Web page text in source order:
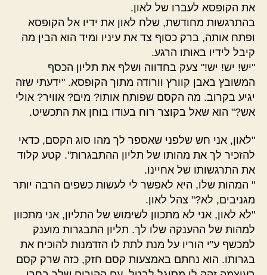
את הקופסא לעברו של לאון.
בהתרגשות מחודשת, שלח לאון את ידיו אל הקופסא
ופתח אותה, ברק כסוף צד את עיניו ומיד הוא הבין מה
קיבל לידיו באותו הרגע.
"יש! יש! יש!" צעק בחדווה ושלף את תליון הכסף
המשובץ באבן קוורץ וורודה מתוך הקופסא. "ידעתי שזה
יגיע בקרוב. מה הקסם שפותח אותו? מים? אוויר? אולי
אש?" הוא שאל בקוצר רוח בעודו בוחן את התכשיט.
"לאון, אני חש שלפני שאספר לך מהו סוג הקסם, כדאי
להזכיר לך את מהותו של תליון ההתבגרות". קטע קלוד
את התרגשותו של אחיינו.
" המהות שלו, היא לאפשר לי לעשות כשפים הרבה יותר
מגניבים, לא?" צהל לאון.
"לא לאון, אני לא מתכוון לשימוש של התליון, אני מתכוון
למהות של ההענקה שלו לך. תליון התבגרות מוענק
למכשף ע"י הוריו על מנת לתת לו הזדמנות להוכיח את
בגרותו. הוא נחתם באמצעות קסם חזק, כזה שרק קסם